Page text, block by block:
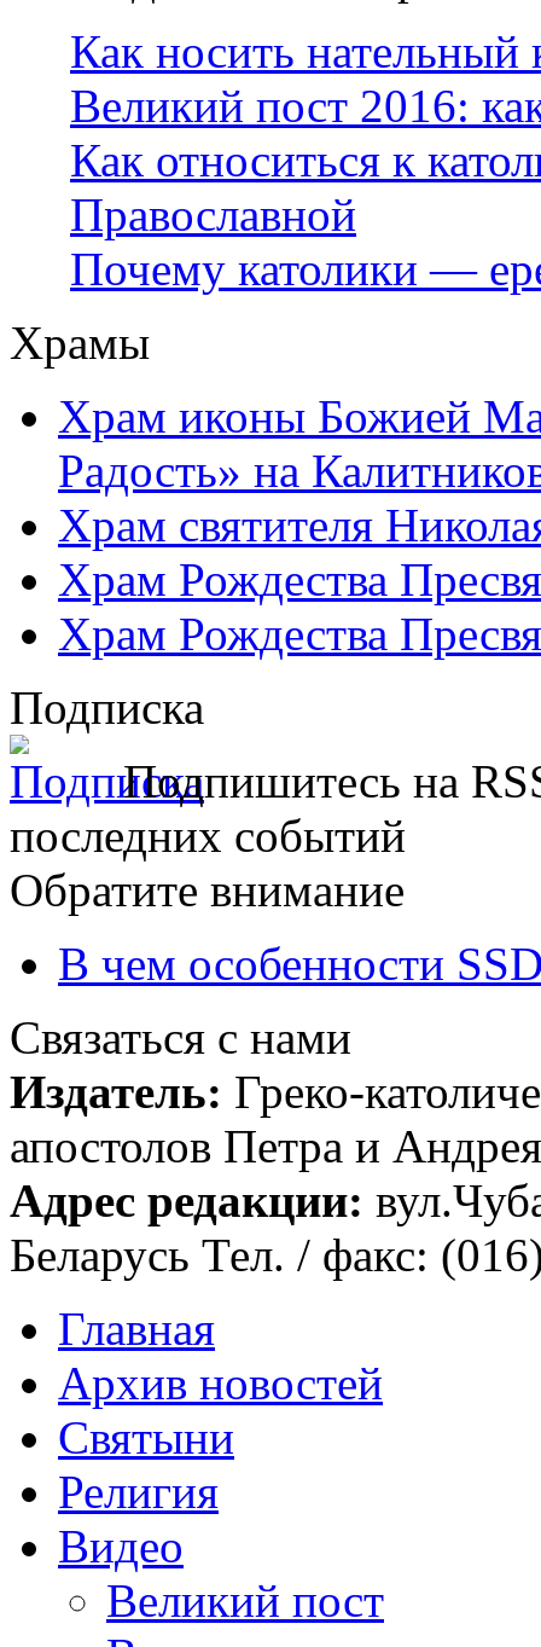
Как носить нательный
Великий пост 2016:
Как относиться к
Православной
Почему католики —
Храмы
Храм иконы Божией
Радость» на
Храм святителя
Храм Рождества
Храм Рождества
Подписка
Подпишитесь на
последних событий
Обратите внимание
В чем особенности
Связаться с нами
Издатель: Греко-
апостолов Петра и
Адрес редакции:
Беларусь Тел. / факс:
Главная
Архив новостей
Святыни
Религия
Видео
Великий пост